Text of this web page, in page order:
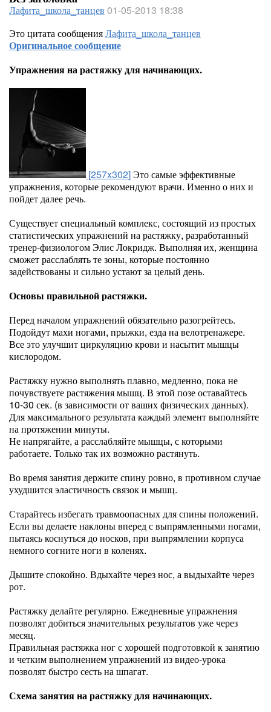
Лафита_школа_танцев 01-05-2013 18:38
Это цитата сообщенияЛафита_школа_танцев
Оригинальное сообщение
Упражнения на растяжку для начинающих.
[257x302]Это самые эффективные
упражнения, которые рекомендуют врачи. Именно о них и
пойдет далее речь.
Существует специальный комплекс, состоящий из простых
статистических упражнений на растяжку, разработанный
тренер-физиологом Элис Локридж. Выполняя их, женщина
сможет расслаблять те зоны, которые постоянно
задействованы и сильно устают за целый день.
Основы правильной растяжки.
Перед началом упражнений обязательно разогрейтесь.
Подойдут махи ногами, прыжки, езда на велотренажере.
Все это улучшит циркуляцию крови и насытит мышцы
кислородом.
Растяжку нужно выполнять плавно, медленно, пока не
почувствуете растяжения мышц. В этой позе оставайтесь
10-30 сек. (в зависимости от ваших физических данных).
Для максимального результата каждый элемент выполняйте
на протяжении минуты.
Не напрягайте, а расслабляйте мышцы, с которыми
работаете. Только так их возможно растянуть.
Во время занятия держите спину ровно, в противном случае
ухудшится эластичность связок и мышц.
Старайтесь избегать травмоопасных для спины положений.
Если вы делаете наклоны вперед с выпрямленными ногами,
пытаясь коснуться до носков, при выпрямлении корпуса
немного согните ноги в коленях.
Дышите спокойно. Вдыхайте через нос, а выдыхайте через
рот.
Растяжку делайте регулярно. Ежедневные упражнения
позволят добиться значительных результатов уже через
месяц.
Правильная растяжка ног с хорошей подготовкой к занятию
и четким выполнением упражнений из видео-урока
позволят быстро сесть на шпагат.
Схема занятия на растяжку для начинающих.